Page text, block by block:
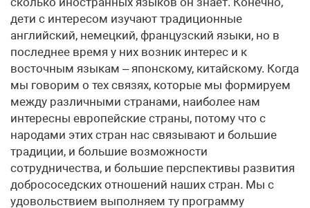
дети с интересом изучают традиционные
английский, немецкий, французский языки, но в
последнее время у них возник интерес и к
восточным языкам – японскому, китайскому. Когда
мы говорим о тех связях, которые мы формируем
между различными странами, наиболее нам
интересны европейские страны, потому что с
народами этих стран нас связывают и большие
традиции, и большие возможности
сотрудничества, и большие перспективы развития
добрососедских отношений наших стран. Мы с
удовольствием выполняем ту программу